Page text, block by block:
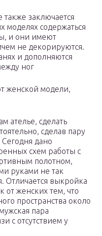
заключается
моделях содержаться
и они имеют
не декорируются.
и дополняются
ног
женской модели,
ателье, сделать
сделав пару
дано
схем работы с
полотном,
руками не так
Отличается выкройка
женских тем, что
пространства около
пара
с отсутствием у